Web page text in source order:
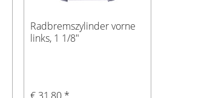
Radbremszylinder vorne
links, 1 1/8"